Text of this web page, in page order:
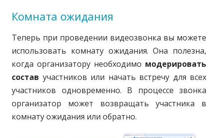
Комната ожидания
Теперь при проведении видеозвонка вы можете
использовать комнату ожидания. Она полезна,
когда организатору необходимо модерировать
состав участников или начать встречу для всех
участников одновременно. В процессе звонка
организатор может возвращать участника в
комнату ожидания или обратно.